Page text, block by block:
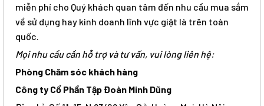
miễn phí cho Quý khách quan tâm đến nhu cầu mua sắm
về sử dụng hay kinh doanh lĩnh vực giặt là trên toàn
quốc.
Mọi nhu cầu cần hỗ trợ và tư vấn, vui lòng liên hệ:
Phòng Chăm sóc khách hàng
Công ty Cổ Phần Tập Đoàn Minh Dũng